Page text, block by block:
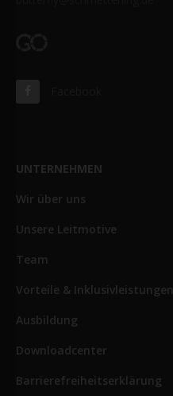
UNTERNEHMEN
Wir über uns
Unsere Leitmotive
Team
Vorteile & Inklusivleistungen
Ausbildung
Downloadcenter
Barrierefreiheitserklärung